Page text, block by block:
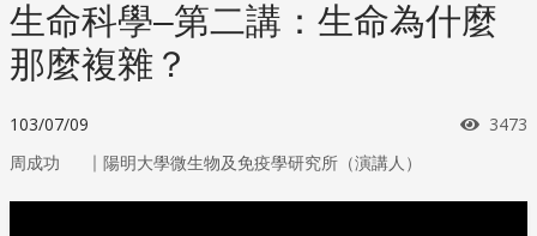
生命科學–第二講：生命為什麼
那麼複雜？
103/07/09 瀏覽
3473
周成功 ｜ 陽明大學微生物及免疫學研究所（演講人）